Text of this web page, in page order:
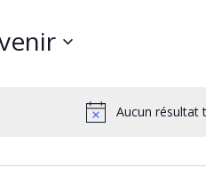
Aucun résultat